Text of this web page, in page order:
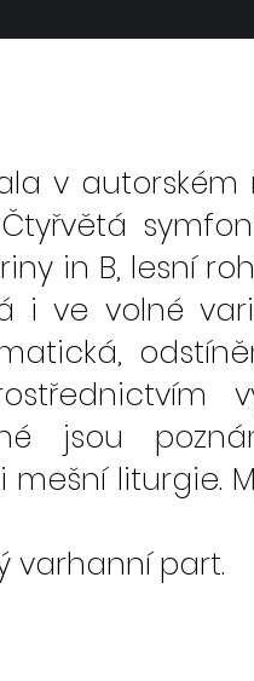
v
in B, lesní
i ve volné
jsou
mešní liturgie.
varhanní part.